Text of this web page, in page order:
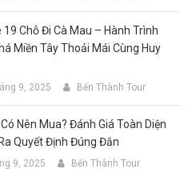
19 Chỗ Đi Cà Mau – Hành Trình
Miền Tây Thoải Mái Cùng Huy
9, 2025 Bến Thành Tour
Nên Mua? Đánh Giá Toàn Diện
Quyết Định Đúng Đắn
9, 2025 Bến Thành Tour